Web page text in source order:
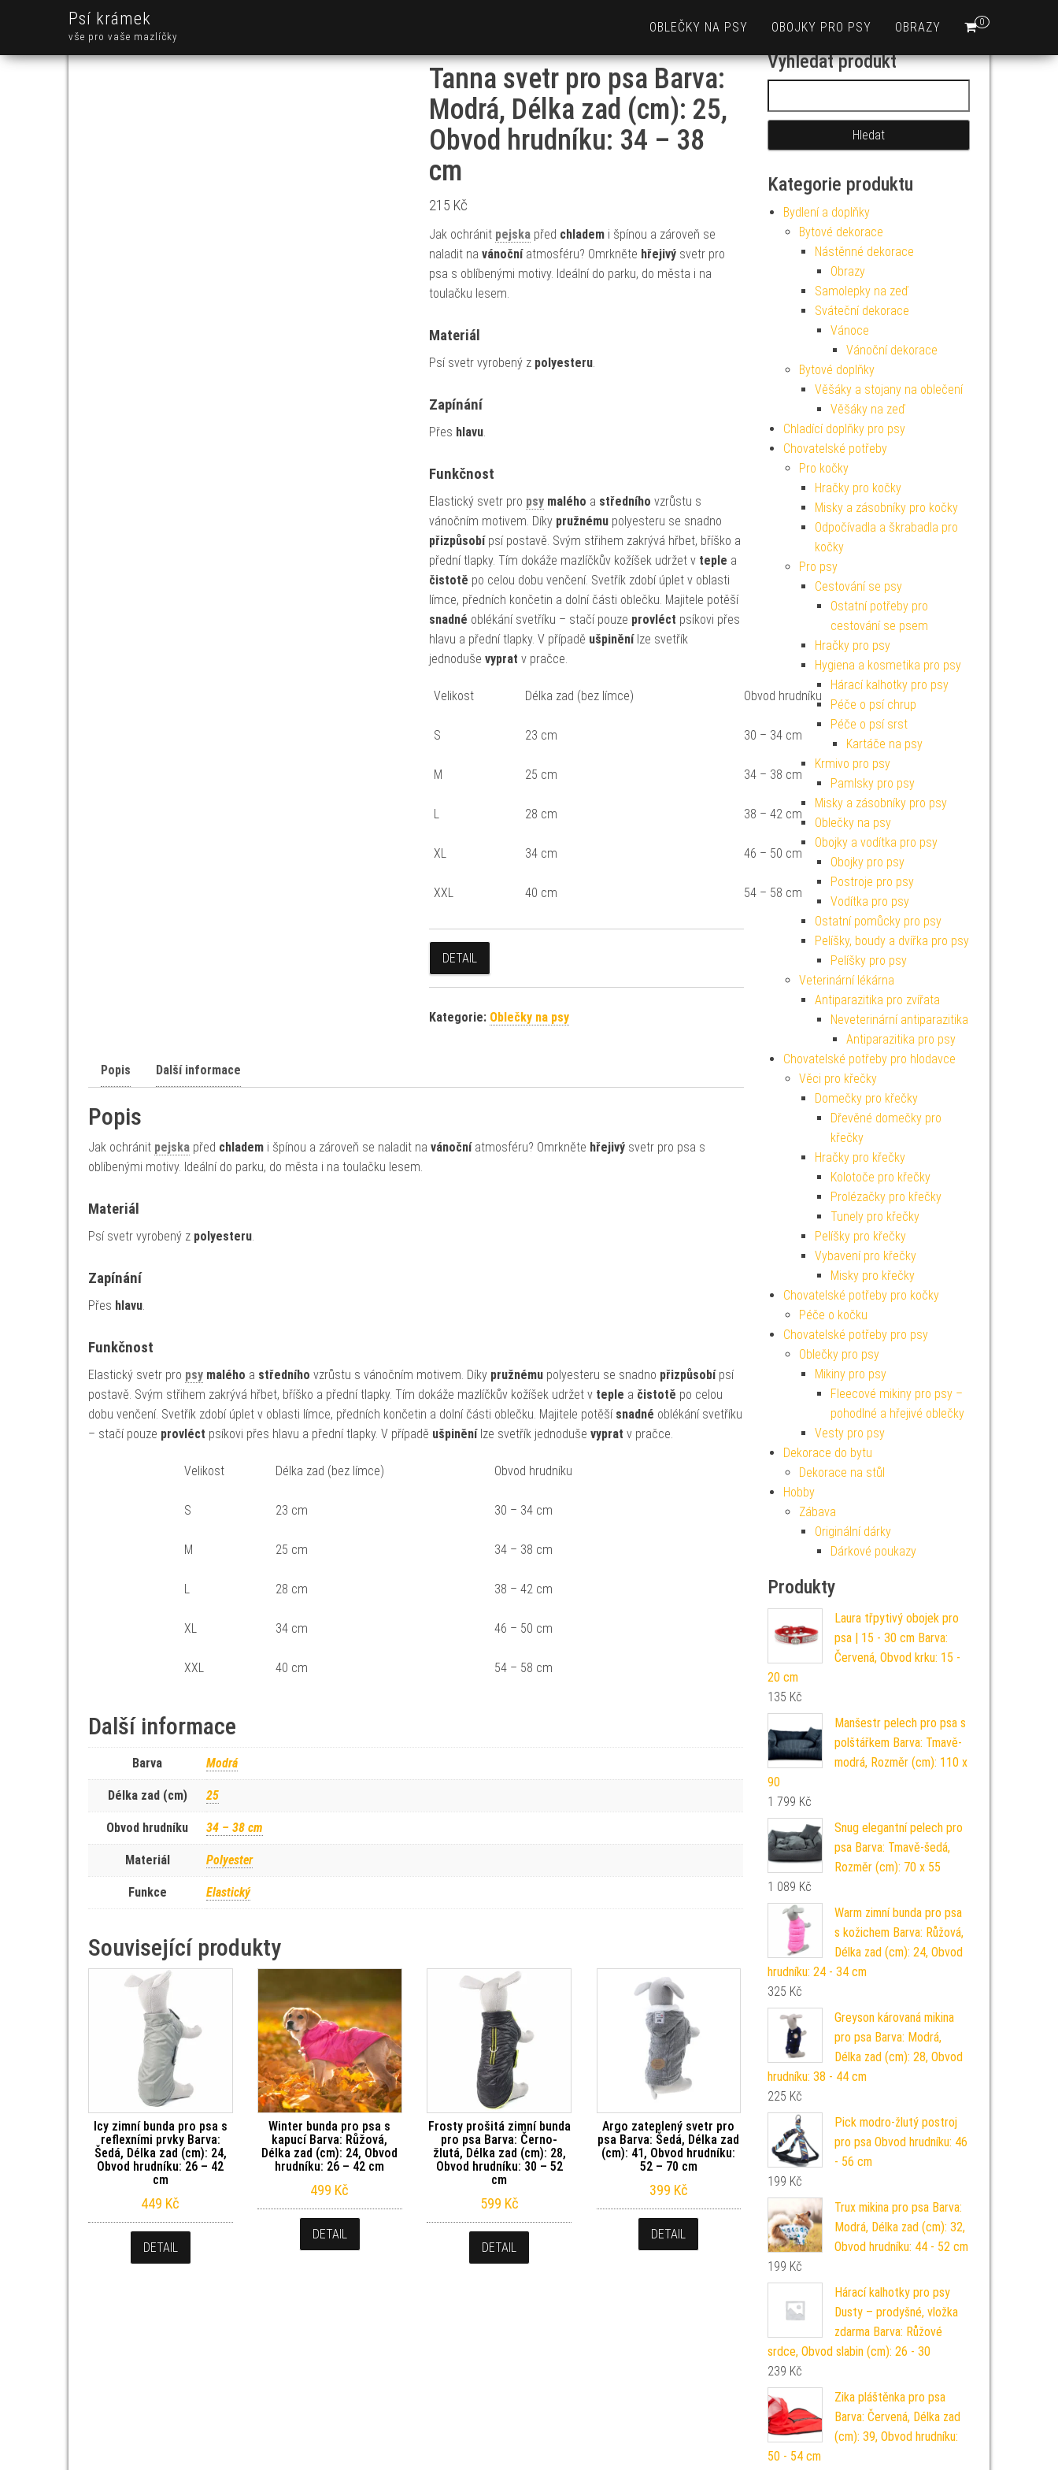
Psí krámek
vše pro vaše mazlíčky
0
OBLEČKY NA PSY OBOJKY PRO PSY OBRAZY
Tanna svetr pro psa Barva:
Modrá, Délka zad (cm): 25,
Obvod hrudníku: 34 – 38
cm
215 Kč
Jak ochránit pejskapřed chlademi špínou a zároveň se
naladit na vánočníatmosféru? Omrkněte hřejivýsvetr pro
psa s oblíbenými motivy. Ideální do parku, do města i na
toulačku lesem.
Materiál
Psí svetr vyrobený zpolyesteru.
Zapínání
Přes hlavu.
Funkčnost
Elastický svetr pro psy malého a středního vzrůstu s
vánočním motivem. Díky pružnémupolyesteru se snadno
přizpůsobípsí postavě. Svým střihem zakrývá hřbet, bříško a
přední tlapky. Tím dokáže mazlíčkův kožíšek udržet v teple a
čistotě po celou dobu venčení. Svetřík zdobí úplet v oblasti
límce, předních končetin a dolní části oblečku. Majitele potěší
snadné oblékání svetříku – stačí pouze provléct psíkovi přes
hlavu a přední tlapky. V případě ušpiněnílze svetřík
jednoduše vyprat v pračce.
Velikost Délka zad (bez límce) Obvod hrudníku
S 23 cm 30 – 34 cm
M 25 cm 34 – 38 cm
L 28 cm 38 – 42 cm
XL 34 cm 46 – 50 cm
XXL 40 cm 54 – 58 cm
DETAIL
Kategorie: Oblečky na psy
Popis Další informace
Popis
Jak ochránit pejska před chladem i špínou a zároveň se naladit na vánočníatmosféru? Omrkněte hřejivý svetr pro psa s
oblíbenými motivy. Ideální do parku, do města i na toulačku lesem.
Materiál
Psí svetr vyrobený z polyesteru.
Zapínání
Přes hlavu.
Funkčnost
Elastický svetr pro psy malého a středního vzrůstu s vánočním motivem. Díky pružnému polyesteru se snadno přizpůsobípsí
postavě. Svým střihem zakrývá hřbet, bříško a přední tlapky. Tím dokáže mazlíčkův kožíšek udržet v teple a čistotě po celou
dobu venčení. Svetřík zdobí úplet v oblasti límce, předních končetin a dolní části oblečku. Majitele potěší snadné oblékání svetříku
– stačí pouze provléct psíkovi přes hlavu a přední tlapky. V případě ušpiněnílze svetřík jednoduše vyprat v pračce.
Velikost Délka zad (bez límce) Obvod hrudníku
S 23 cm 30 – 34 cm
M 25 cm 34 – 38 cm
L 28 cm 38 – 42 cm
XL 34 cm 46 – 50 cm
XXL 40 cm 54 – 58 cm
Další informace
Barva Modrá
Délka zad (cm) 25
Obvod hrudníku 34 – 38 cm
Materiál Polyester
Funkce Elastický
Související produkty
Icy zimní bunda pro psa s
reflexními prvky Barva:
Šedá, Délka zad (cm): 24,
Obvod hrudníku: 26 – 42
cm
449 Kč
DETAIL
Winter bunda pro psa s
kapucí Barva: Růžová,
Délka zad (cm): 24, Obvod
hrudníku: 26 – 42 cm
499 Kč
DETAIL
Frosty prošitá zimní bunda
pro psa Barva: Černo-
žlutá, Délka zad (cm): 28,
Obvod hrudníku: 30 – 52
cm
599 Kč
DETAIL
Argo zateplený svetr pro
psa Barva: Šedá, Délka zad
(cm): 41, Obvod hrudníku:
52 – 70 cm
399 Kč
DETAIL
Vyhledat produkt
Kategorie produktu
Bydlení a doplňky
Bytové dekorace
Nástěnné dekorace
Obrazy
Samolepky na zeď
Sváteční dekorace
Vánoce
Vánoční dekorace
Bytové doplňky
Věšáky a stojany na oblečení
Věšáky na zeď
Chladící doplňky pro psy
Chovatelské potřeby
Pro kočky
Hračky pro kočky
Misky a zásobníky pro kočky
Odpočívadla a škrabadla pro
kočky
Pro psy
Cestování se psy
Ostatní potřeby pro
cestování se psem
Hračky pro psy
Hygiena a kosmetika pro psy
Hárací kalhotky pro psy
Péče o psí chrup
Péče o psí srst
Kartáče na psy
Krmivo pro psy
Pamlsky pro psy
Misky a zásobníky pro psy
Oblečky na psy
Obojky a vodítka pro psy
Obojky pro psy
Postroje pro psy
Vodítka pro psy
Ostatní pomůcky pro psy
Pelíšky, boudy a dvířka pro psy
Pelíšky pro psy
Veterinární lékárna
Antiparazitika pro zvířata
Neveterinární antiparazitika
Antiparazitika pro psy
Chovatelské potřeby pro hlodavce
Věci pro křečky
Domečky pro křečky
Dřevěné domečky pro
křečky
Hračky pro křečky
Kolotoče pro křečky
Prolézačky pro křečky
Tunely pro křečky
Pelíšky pro křečky
Vybavení pro křečky
Misky pro křečky
Chovatelské potřeby pro kočky
Péče o kočku
Chovatelské potřeby pro psy
Oblečky pro psy
Mikiny pro psy
Fleecové mikiny pro psy –
pohodlné a hřejivé oblečky
Vesty pro psy
Dekorace do bytu
Dekorace na stůl
Hobby
Zábava
Originální dárky
Dárkové poukazy
Produkty
Laura třpytivý obojek pro
psa | 15 - 30 cm Barva:
Červená, Obvod krku: 15 -
20 cm
135 Kč
Manšestr pelech pro psa s
polštářkem Barva: Tmavě-
modrá, Rozměr (cm): 110 x
90
1 799 Kč
Snug elegantní pelech pro
psa Barva: Tmavě-šedá,
Rozměr (cm): 70 x 55
1 089 Kč
Warm zimní bunda pro psa
s kožichem Barva: Růžová,
Délka zad (cm): 24, Obvod
hrudníku: 24 - 34 cm
325 Kč
Greyson károvaná mikina
pro psa Barva: Modrá,
Délka zad (cm): 28, Obvod
hrudníku: 38 - 44 cm
225 Kč
Pick modro-žlutý postroj
pro psa Obvod hrudníku: 46
- 56 cm
199 Kč
Trux mikina pro psa Barva:
Modrá, Délka zad (cm): 32,
Obvod hrudníku: 44 - 52 cm
199 Kč
Hárací kalhotky pro psy
Dusty – prodyšné, vložka
zdarma Barva: Růžové
srdce, Obvod slabin (cm): 26 - 30
239 Kč
Zika pláštěnka pro psa
Barva: Červená, Délka zad
(cm): 39, Obvod hrudníku:
50 - 54 cm